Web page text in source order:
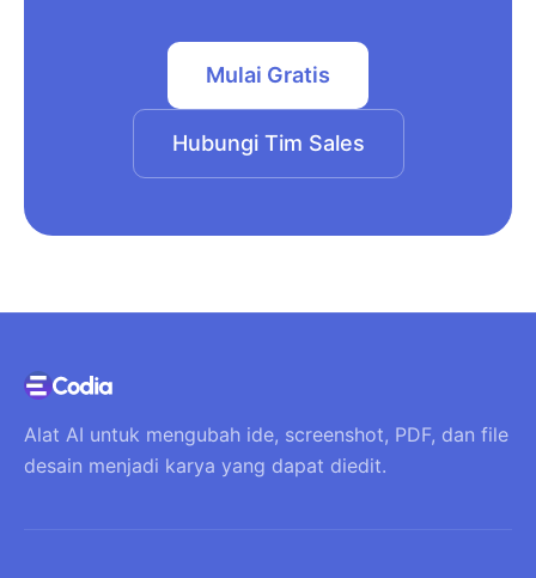
Mulai Gratis
Hubungi Tim Sales
Alat AI untuk mengubah ide, screenshot, PDF, dan file
desain menjadi karya yang dapat diedit.